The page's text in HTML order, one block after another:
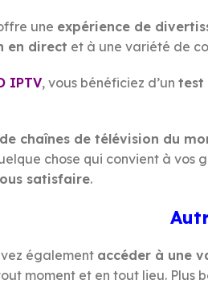
une expérience de
en direct et à une variété de
IPTV, vous bénéficiez d’un test
chaînes de télévision du
chose qui convient à vos
satisfaire.
également accéder à une
moment et en tout lieu. Plus